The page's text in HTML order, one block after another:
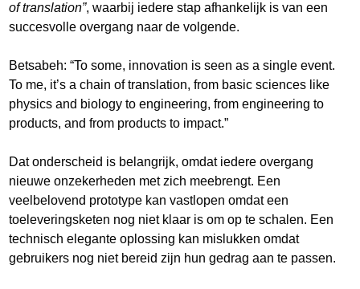
of translation”, waarbij iedere stap afhankelijk is van een
succesvolle overgang naar de volgende.
Betsabeh: “To some, innovation is seen as a single event.
To me, it’s a chain of translation, from basic sciences like
physics and biology to engineering, from engineering to
products, and from products to impact.”
Dat onderscheid is belangrijk, omdat iedere overgang
nieuwe onzekerheden met zich meebrengt. Een
veelbelovend prototype kan vastlopen omdat een
toeleveringsketen nog niet klaar is om op te schalen. Een
technisch elegante oplossing kan mislukken omdat
gebruikers nog niet bereid zijn hun gedrag aan te passen.